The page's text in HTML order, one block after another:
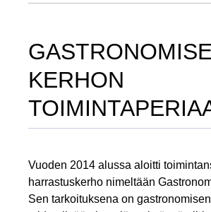
KERHON
Vuoden 2014 alussa aloitti
harrastuskerho nimeltään
Sen tarkoituksena on